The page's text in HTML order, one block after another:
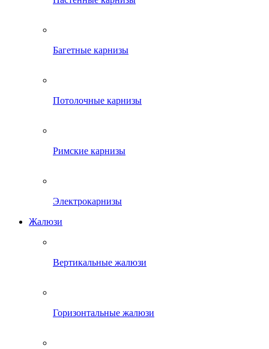
Багетные карнизы
Потолочные карнизы
Римские карнизы
Электрокарнизы
Жалюзи
Вертикальные жалюзи
Горизонтальные жалюзи